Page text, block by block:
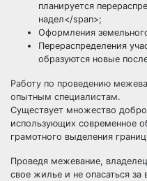
планируется
надел</span>;
Оформления
Перераспределения
образуются новые
Работу по проведению
опытным специалистам.
Существует множество
использующих современное
грамотного выделения
Проведя межевание,
свое жилье и не опасаться за